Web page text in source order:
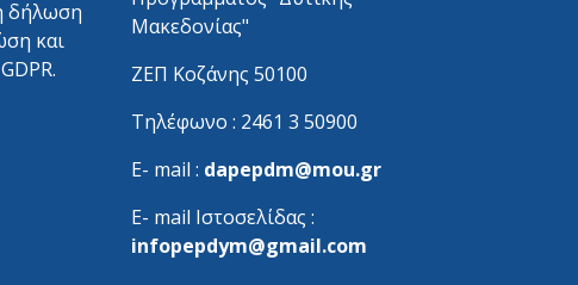
δήλωση
και
Μακεδονίας"
ΖΕΠ Κοζάνης 50100
Τηλέφωνο : 2461 3 50900
Ε- mail : dapepdm@mou.gr
Ε- mail Ιστοσελίδας :
infopepdym@gmail.com